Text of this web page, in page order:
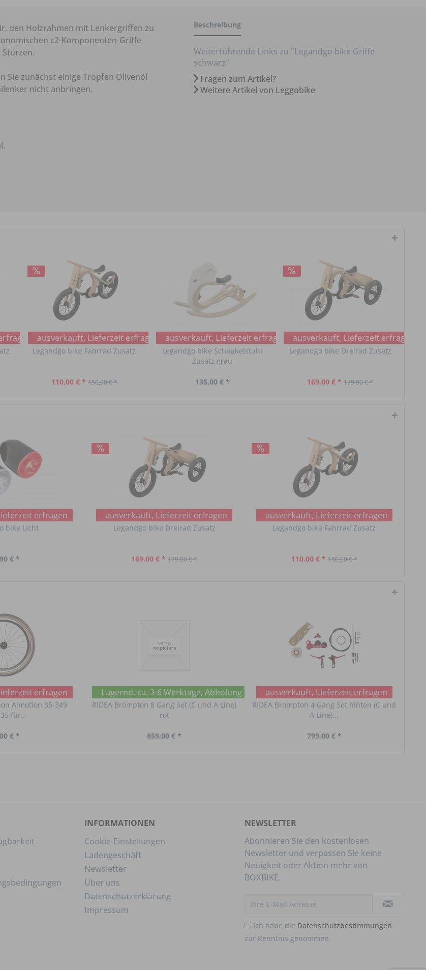
den Holzrahmen mit Lenkergriffen zu
c2-Komponenten-Griffe
Sie zunächst einige Tropfen Olivenöl
nicht anbringen.
Beschreibung
Weiterführende Links zu "Legandgo bike Griffe
schwarz"
Fragen zum Artikel?
Weitere Artikel von Leggobike
ausverkauft, Lieferzeit erfragen
Legandgo bike Fahrrad Zusatz
110,00 € * 150,00 € *
ausverkauft, Lieferzeit erfragen
Legandgo bike Schaukelstuhl
Zusatz grau
135,00 € *
ausverkauft, Lieferzeit erfragen
Legandgo bike Dreirad Zusatz
169,00 € * 179,00 € *
erfragen
bike Licht
€ *
ausverkauft, Lieferzeit erfragen
Legandgo bike Dreirad Zusatz
169,00 € * 179,00 € *
ausverkauft, Lieferzeit erfragen
Legandgo bike Fahrrad Zusatz
110,00 € * 150,00 € *
erfragen
Almotion 35-349
für...
€ *
Lagernd, ca. 3-6 Werktage, Abholung im Chat erfragen
RIDEA Brompton 8 Gang Set (C und A Line)
rot
859,00 € *
ausverkauft, Lieferzeit erfragen
RIDEA Brompton 4 Gang Set hinten (C und
A Line)...
799,00 € *
INFORMATIONEN
Cookie-Einstellungen
Ladengeschäft
Newsletter
Über uns
Datenschutzerklärung
Impressum
NEWSLETTER
Abonnieren Sie den kostenlosen
Newsletter und verpassen Sie keine
Neuigkeit oder Aktion mehr von
BOXBIKE.
Ich habe die Datenschutzbestimmungen
zur Kenntnis genommen.